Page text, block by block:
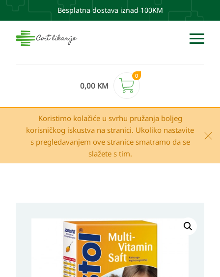
Besplatna dostava iznad 100KM
0,00 KM
0
Koristimo kolačiće u svrhu pružanja boljeg
korisničkog iskustva na stranici. Ukoliko nastavite
s pregledavanjem ove stranice smatramo da se
slažete s tim.